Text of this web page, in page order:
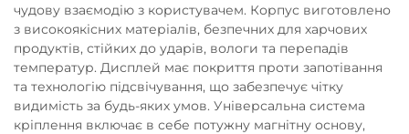
чудову взаємодію з користувачем. Корпус виготовлено
з високоякісних матеріалів, безпечних для харчових
продуктів, стійких до ударів, вологи та перепадів
температур. Дисплей має покриття проти запотівання
та технологію підсвічування, що забезпечує чітку
видимість за будь-яких умов. Універсальна система
кріплення включає в себе потужну магнітну основу,